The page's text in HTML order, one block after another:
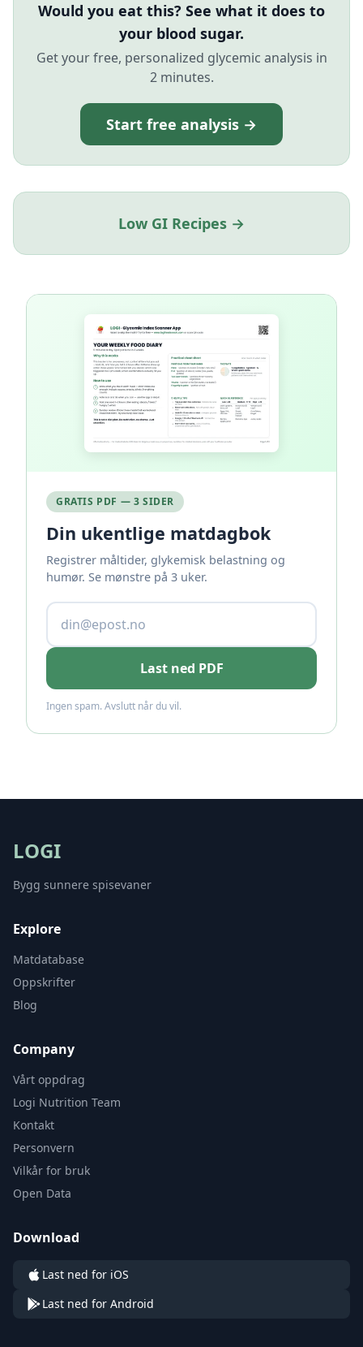
Would you eat this? See what it does to
your blood sugar.
Get your free, personalized glycemic analysis in
2 minutes.
Start free analysis →
Low GI Recipes →
GRATIS PDF — 3 SIDER
Din ukentlige matdagbok
Registrer måltider, glykemisk belastning og
humør. Se mønstre på 3 uker.
Last ned PDF
Ingen spam. Avslutt når du vil.
LOGI
Bygg sunnere spisevaner
Explore
Matdatabase
Oppskrifter
Blog
Company
Vårt oppdrag
Logi Nutrition Team
Kontakt
Personvern
Vilkår for bruk
Open Data
Download
Last ned for iOS
Last ned for Android